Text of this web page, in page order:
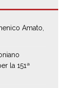
Amato,
la 151ª